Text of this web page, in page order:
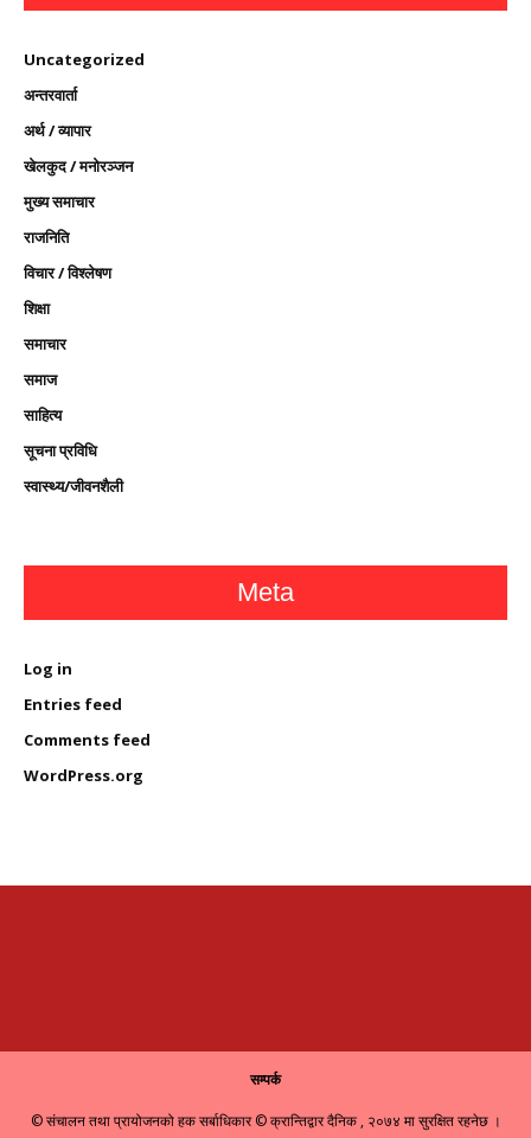
Uncategorized
अन्तरवार्ता
अर्थ / व्यापार
खेलकुद / मनोरञ्जन
मुख्य समाचार
राजनिति
विचार / विश्लेषण
शिक्षा
समाचार
समाज
साहित्य
सूचना प्रविधि
स्वास्थ्य/जीवनशैली
Meta
Log in
Entries feed
Comments feed
WordPress.org
सम्पर्क
© संचालन तथा प्रायोजनको हक सर्बाधिकार © क्रान्तिद्वार दैनिक , २०७४ मा सुरक्षित रहनेछ ।